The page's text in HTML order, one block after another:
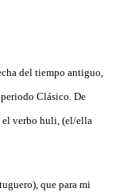
del tiempo antiguo,
Clásico. De
el verbo huli, (el/ella
que para mi